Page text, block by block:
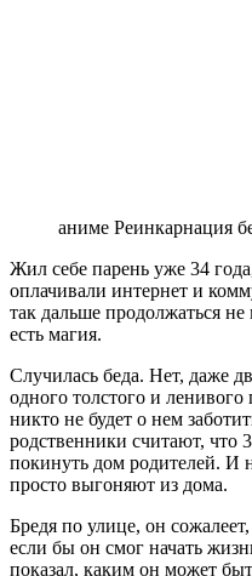
аниме Реинкарнация
Жил себе парень уже 34
оплачивали интернет и
так дальше продолжаться
есть магия.
Случилась беда. Нет, даже
одного толстого и
никто не будет о нем
родственники считают, что
покинуть дом родителей. И
просто выгоняют из дома.
Бредя по улице, он
если бы он смог начать
показал, каким он может